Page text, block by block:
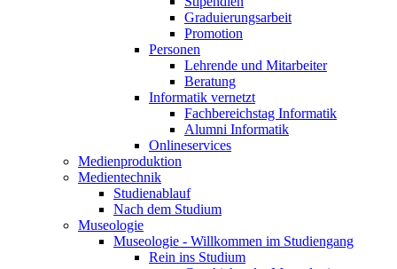
Graduierungsarbeit
Promotion
Personen
Lehrende und Mitarbeiter
Beratung
Informatik vernetzt
Fachbereichstag Informatik
Alumni Informatik
Onlineservices
Medienproduktion
Medientechnik
Studienablauf
Nach dem Studium
Museologie
Museologie - Willkommen im Studiengang
Rein ins Studium